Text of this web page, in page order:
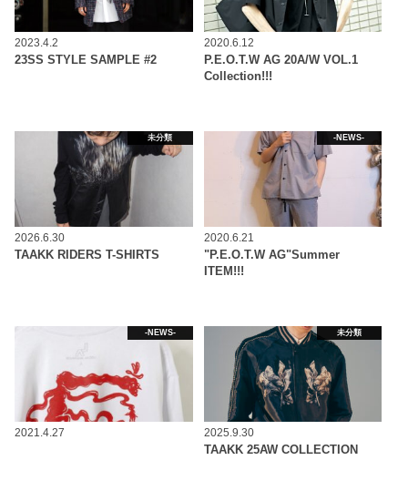
2023.4.2
23SS STYLE SAMPLE #2
2020.6.12
P.E.O.T.W AG 20A/W VOL.1
Collection!!!
未分類
2026.6.30
TAAKK RIDERS T-SHIRTS
-NEWS-
2020.6.21
"P.E.O.T.W AG"Summer
ITEM!!!
-NEWS-
2021.4.27
未分類
2025.9.30
TAAKK 25AW COLLECTION